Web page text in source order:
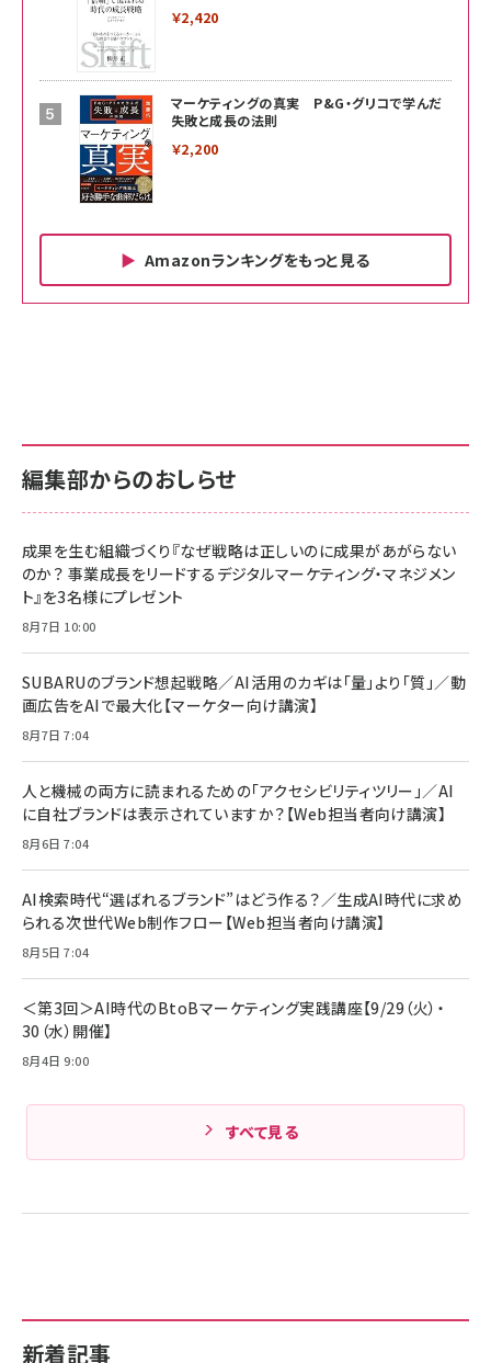
￥2,420
マーケティングの真実 P&G・グリコで学んだ
失敗と成長の法則
￥2,200
Amazonランキングをもっと見る
￥880
anan(アンアン)2026/06/24号 No.2500増刊
スペシャルエディション[王道エンタメの矜持／
￥1,100
anan(アンアン)2026/07/08号 No.2502[2026
￥880
ママ投資家が育休中に１億貯めた株式投資
組織の成果を最大化する ルールのデザイン
￥1,980
Amazonランキングをもっと見る
サポート正規品 メーカー保証5年 KLMEA128G
NIMASO ガラスフィルム iPhone 17 用 保護フィ
すい ガイド枠付き いPhone17 (6.3インチ) 対応
2枚セット DSP25F1698
￥1,599
￥6,980
全ワイヤレスイヤホン/アクティブノイズキャンセリ
技術基準適合】ブラック
￥5,990
ケーブル Anker絡まないケーブル 240W 結束バン
ド付き USB PD対応 シリコン素材採用 iPhone
17 / 16 / 15 / Galaxy iPad Pro MacBook
Pro/Air 各種対応 (1.8m ミッドナイトブラック)
￥1,890
サポート正規品 メーカー保証5年 KLMEA128G
Amazon eギフトカード - Amazonロゴ - クラ
￥5,000
Anker PowerLine III Flow USB-C & USB-C
Pro/Air 各種対応 (1.8m ミッドナイトブラック)
￥1,890
サッポロ 生ビール 黒ラベル 350ml 缶 24本 ビー
ル ケース買い【6/30応募〆切! 黒ラベルビヤセラー
￥4,857
新着記事
編集部からのおしらせ
成果を生む組織づくり『なぜ戦略は正しいのに成果があがらない
のか？ 事業成長をリードするデジタルマーケティング・マネジメン
ト』を3名様にプレゼント
8月7日 10:00
SUBARUのブランド想起戦略／AI活用のカギは「量」より「質」／動
画広告をAIで最大化【マーケター向け講演】
8月7日 7:04
人と機械の両方に読まれるための「アクセシビリティツリー」／AI
に自社ブランドは表示されていますか？【Web担当者向け講演】
8月6日 7:04
AI検索時代“選ばれるブランド”はどう作る？／生成AI時代に求め
られる次世代Web制作フロー【Web担当者向け講演】
8月5日 7:04
＜第3回＞AI時代のBtoBマーケティング実践講座【9/29（火）・
30（水）開催】
8月4日 9:00
すべて見る